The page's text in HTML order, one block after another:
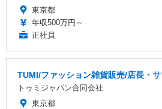
東京都
年収500万円～
正社員
TUMI/ファッション雑貨販売/店長・
トゥミジャパン合同会社
東京都